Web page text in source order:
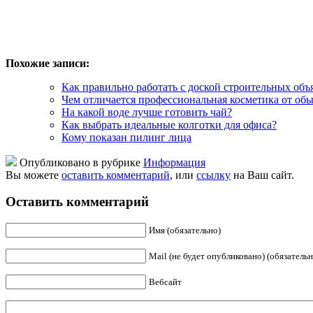
Похожие записи:
Как правильно работать с доской строительных
Чем отличается профессиональная косметика от
На какой воде лучше готовить чай?
Как выбрать идеальные колготки для офиса?
Кому показан пилинг лица
Опубликовано в рубрике Информация
Вы можете оставить комментарий, или ссылку на Ваш сайт.
Оставить комментарий
Имя (обязательно)
Mail (не будет опубликовано)
Вебсайт